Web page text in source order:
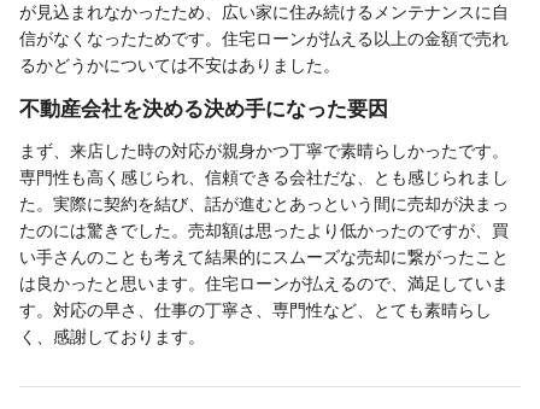
が見込まれなかったため、広い家に住み続けるメンテナンスに自
信がなくなったためです。住宅ローンが払える以上の金額で売れ
るかどうかについては不安はありました。
不動産会社を決める決め手になった要因
まず、来店した時の対応が親身かつ丁寧で素晴らしかったです。
専門性も高く感じられ、信頼できる会社だな、とも感じられまし
た。実際に契約を結び、話が進むとあっという間に売却が決まっ
たのには驚きでした。売却額は思ったより低かったのですが、買
い手さんのことも考えて結果的にスムーズな売却に繋がったこと
は良かったと思います。住宅ローンが払えるので、満足していま
す。対応の早さ、仕事の丁寧さ、専門性など、とても素晴らし
く、感謝しております。